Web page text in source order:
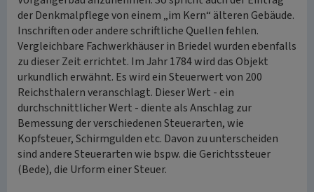
der Denkmalpflege von einem „im Kern“ älteren Gebäude.
Inschriften oder andere schriftliche Quellen fehlen.
Vergleichbare Fachwerkhäuser in Briedel wurden ebenfalls
zu dieser Zeit errichtet. Im Jahr 1784 wird das Objekt
urkundlich erwähnt. Es wird ein Steuerwert von 200
Reichsthalern veranschlagt. Dieser Wert - ein
durchschnittlicher Wert - diente als Anschlag zur
Bemessung der verschiedenen Steuerarten, wie
Kopfsteuer, Schirmgulden etc. Davon zu unterscheiden
sind andere Steuerarten wie bspw. die Gerichtssteuer
(Bede), die Urform einer Steuer.